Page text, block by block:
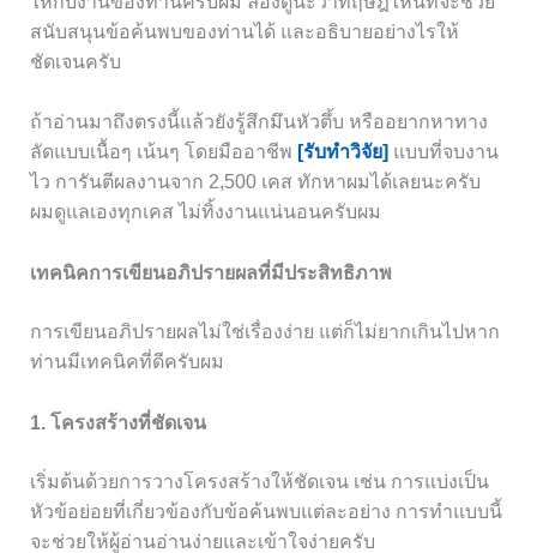
สนับสนุนข้อค้นพบของท่านได้ และอธิบายอย่างไรให้
ชัดเจนครับ
ถ้าอ่านมาถึงตรงนี้แล้วยังรู้สึกมึนหัวตึ้บ หรืออยากหาทาง
ลัดแบบเนื้อๆ เน้นๆ โดยมืออาชีพ [รับทำวิจัย] แบบที่จบงาน
ไว การันตีผลงานจาก 2,500 เคส ทักหาผมได้เลยนะครับ
ผมดูแลเองทุกเคส ไม่ทิ้งงานแน่นอนครับผม
เทคนิคการเขียนอภิปรายผลที่มีประสิทธิภาพ
การเขียนอภิปรายผลไม่ใช่เรื่องง่าย แต่ก็ไม่ยากเกินไปหาก
ท่านมีเทคนิคที่ดีครับผม
1. โครงสร้างที่ชัดเจน
เริ่มต้นด้วยการวางโครงสร้างให้ชัดเจน เช่น การแบ่งเป็น
หัวข้อย่อยที่เกี่ยวข้องกับข้อค้นพบแต่ละอย่าง การทำแบบนี้
จะช่วยให้ผู้อ่านอ่านง่ายและเข้าใจง่ายครับ